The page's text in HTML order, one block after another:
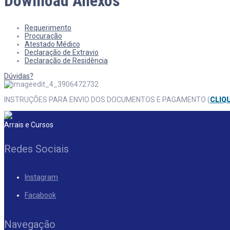
Requerimento
Procuração
Atestado Médico
Declaração de Extravio
Declaração de Residência
Dúvidas?
INSTRUÇÕES PARA ENVIO DOS DOCUMENTOS E PAGAMENTO (
Arrais e Cursos
Redes Sociais
Instagram
Facabook
Navegação